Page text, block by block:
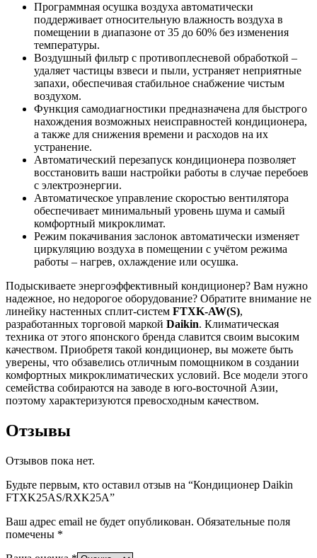
Программная осушка воздуха автоматически
поддерживает относительную влажность воздуха в
помещении в диапазоне от 35 до 60% без изменения
температуры.
Воздушный фильтр с противоплесневой обработкой –
удаляет частицы взвеси и пыли, устраняет неприятные
запахи, обеспечивая стабильное снабжение чистым
воздухом.
Функция самодиагностики предназначена для быстрого
нахождения возможных неисправностей кондиционера,
а также для снижения времени и расходов на их
устранение.
Автоматический перезапуск кондиционера позволяет
восстановить ваши настройки работы в случае перебоев
с электроэнергии.
Автоматическое управление скоростью вентилятора
обеспечивает минимальный уровень шума и самый
комфортный микроклимат.
Режим покачивания заслонок автоматически изменяет
циркуляцию воздуха в помещении с учётом режима
работы – нагрев, охлаждение или осушка.
Подыскиваете энергоэффективный кондиционер? Вам нужно
надежное, но недорогое оборудование? Обратите внимание не
линейку настенных сплит-систем FTXK-AW(S),
разработанных торговой маркой Daikin. Климатическая
техника от этого японского бренда славится своим высоким
качеством. Приобретя такой кондиционер, вы можете быть
уверены, что обзавелись отличным помощником в создании
комфортных микроклиматических условий. Все модели этого
семейства собираются на заводе в юго-восточной Азии,
поэтому характеризуются превосходным качеством.
Отзывы
Отзывов пока нет.
Будьте первым, кто оставил отзыв на “Кондиционер Daikin
FTXK25AS/RXK25A”
Ваш адрес email не будет опубликован. Обязательные поля
помечены *